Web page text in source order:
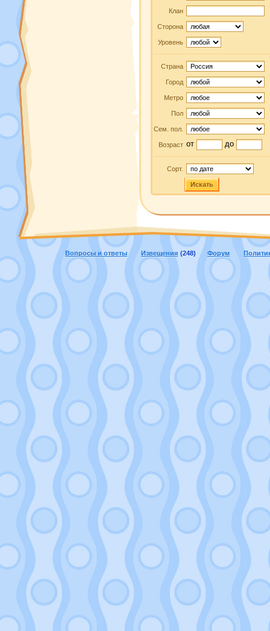
Клан
Сторона
Уровень
Страна
Город
Метро
Пол
Сем. пол.
Возраст от до
Сорт.
Искать
Вопросы и ответы Извещения (248) Форум